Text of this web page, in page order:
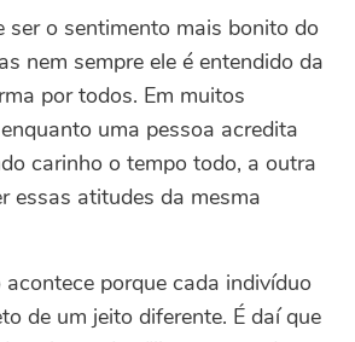
ser o sentimento mais bonito do
nem sempre ele é entendido da
por todos. Em muitos
uma pessoa acredita
carinho o tempo todo, a outra
essas atitudes da mesma
acontece porque cada indivíduo
de um jeito diferente. É daí que